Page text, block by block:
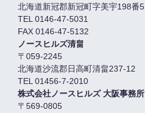
北海道新冠郡新冠町字美宇198番5
TEL 0146-47-5031
FAX 0146-47-5132
ノースヒルズ清畠
〒059-2245
北海道沙流郡日高町清畠237-12
TEL 01456-7-2010
株式会社ノースヒルズ 大阪事務所
〒569-0805